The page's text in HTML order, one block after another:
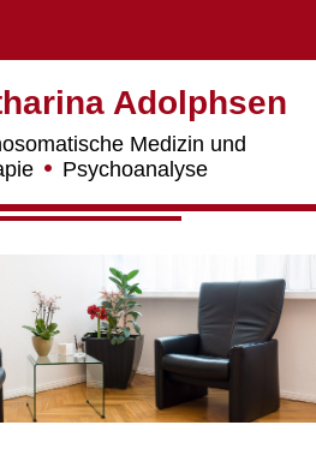
Adolphsen
Medizin und
Psychoanalyse